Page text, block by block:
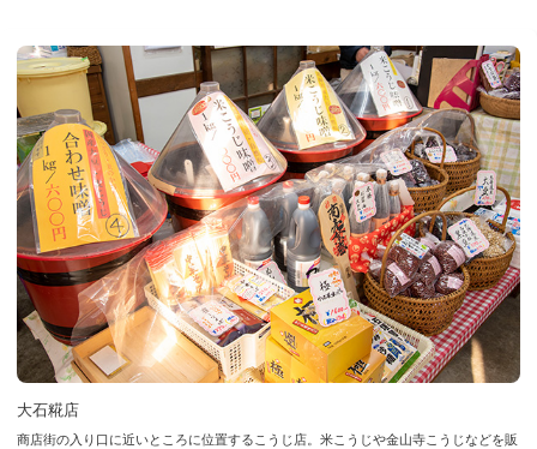
大石糀店
商店街の入り口に近いところに位置するこうじ店。米こうじや金山寺こうじなどを販